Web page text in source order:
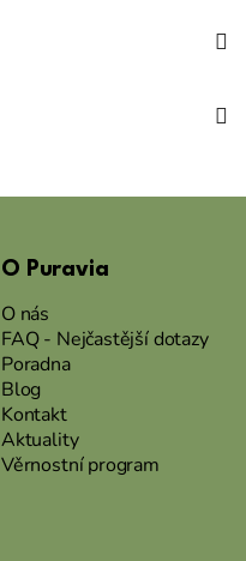
O Puravia
O nás
FAQ - Nejčastější dotazy
Poradna
Blog
Kontakt
Aktuality
Věrnostní program